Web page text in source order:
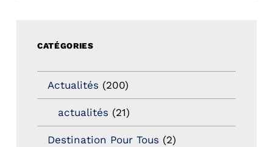
CATÉGORIES
Actualités (200)
actualités (21)
Destination Pour Tous (2)